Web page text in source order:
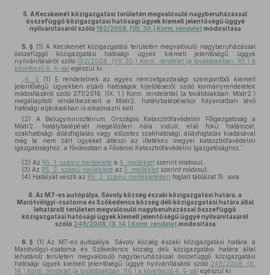
5. A Kecskemét közigazgatási területén megvalósuló nagyberuházással
összefüggő közigazgatási hatósági ügyek kiemelt jelentőségű üggyé
nyilvánításáról szóló 192/2008. (VII. 30.) Korm. rendelet módosítása
5. § (1) A Kecskemét közigazgatási területén megvalósuló nagyberuházással
összefüggő közigazgatási hatósági ügyek kiemelt jelentőségű üggyé
nyilvánításáról szóló192/2008. (VII. 30.) Korm. rendelet (a továbbiakban: R5.) a
következő 6. §-sal egészül ki:
6. § (1) E rendeletnek az egyes nemzetgazdasági szempontból kiemelt
jelentőségű ügyekben eljáró hatóságok kijelöléséről szóló kormányrendeletek
módosításáról szóló 271/2016. (IX. 1.) Korm. rendelettel (a továbbiakban: Módr2.)
megállapított rendelkezéseit a Módr2. hatálybalépésekor folyamatban lévő
hatósági eljárásokban is alkalmazni kell.
(2) A Belügyminisztérium Országos Katasztrófavédelmi Főigazgatóság a
Módr2. hatálybalépését megelőzően nála indult, első fokú határozat,
szakhatósági állásfoglalás vagy előzetes szakhatósági állásfoglalás kiadásával
még le nem zárt ügyeket átteszi az illetékes megyei katasztrófavédelmi
igazgatósághoz, a fővárosban a Fővárosi Katasztrófavédelmi Igazgatósághoz.”
(2) Az R5. 1. számú melléklete a 4. melléklet szerint módosul.
(3) Az R5. 2. számú melléklete az 5. melléklet szerint módosul.
(4) Hatályát veszti az R5. 2. számú mellékletében foglalt táblázat 15. sora.
6. Az M7-es autópálya, Sávoly község északi közigazgatási határa, a
Marótvölgyi-csatorna és Szőkedencs község déli közigazgatási határa által
lehatárolt területen megvalósuló nagyberuházással összefüggő
közigazgatási hatósági ügyek kiemelt jelentőségű üggyé nyilvánításáról
szóló 248/2008. (X. 14.) Korm. rendelet módosítása
6. § (1) Az M7-es autópálya, Sávoly község északi közigazgatási határa, a
Marótvölgyi-csatorna és Szőkedencs község déli közigazgatási határa által
lehatárolt területen megvalósuló nagyberuházással összefüggő közigazgatási
hatósági ügyek kiemelt jelentőségű üggyé nyilvánításáról szóló 248/2008. (X.
14.) Korm. rendelet (a továbbiakban: R6.) a következő 4. §-sal egészül ki: